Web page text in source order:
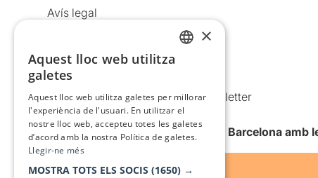
Avís legal
Política de cookies
Condicions d’ús
Comunicacions comercials i Newsletter
Anuncia’t
Vull rebre la newsletter de Teatre Barcelona
×
Aquest lloc web utilitza
galetes
Aquest lloc web utilitza galetes per millorar
l'experiència de l'usuari. En utilitzar el
nostre lloc web, accepteu totes les galetes
d’acord amb la nostra Política de galetes.
Llegir-ne més
MOSTRA TOTS ELS SOCIS (1650) →